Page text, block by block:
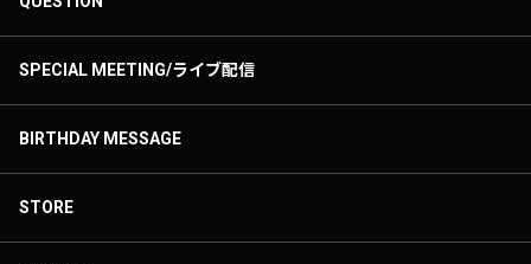
SPECIAL MEETING/ライブ配信
BIRTHDAY MESSAGE
STORE